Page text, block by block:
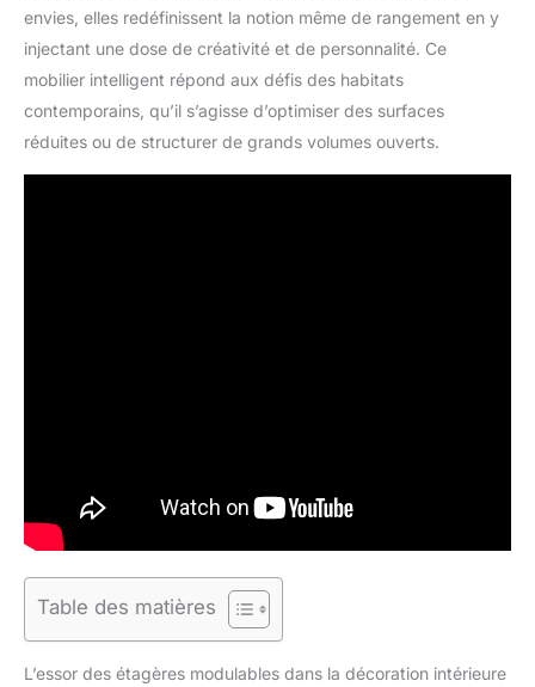
envies, elles redéfinissent la notion même de rangement en y
injectant une dose de créativité et de personnalité. Ce
mobilier intelligent répond aux défis des habitats
contemporains, qu’il s’agisse d’optimiser des surfaces
réduites ou de structurer de grands volumes ouverts.
Table des matières
L’essor des étagères modulables dans la décoration intérieure